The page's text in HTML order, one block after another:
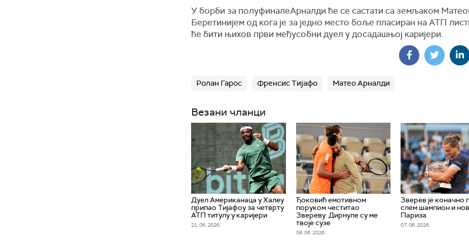
У борби за полуфиналеАрналди ће се састати са земљаком
Беретинијем од кога је за једно место боље пласиран на АТП
ће бити њихов први међусобни дуел у досадашњој каријери.
Ролан Гарос Френсис Тијафо Матео Арналди
Везани чланци
Дуел Американаца у Халеу
припао Тијафоу за четврту
АТП титулу у каријери
21. 06. 2026.
Ђоковић емотивном
поруком честитао
Звереву: Дирнуле су ме
твоје сузе
08. 06. 2026.
Зверев је коначно
слем шампион и
Париза
07. 06. 2026.